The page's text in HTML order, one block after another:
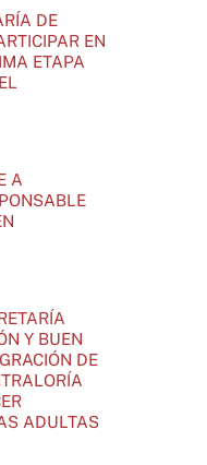
DE
EN
ETAPA
A
Y BUEN
DE
ADULTAS